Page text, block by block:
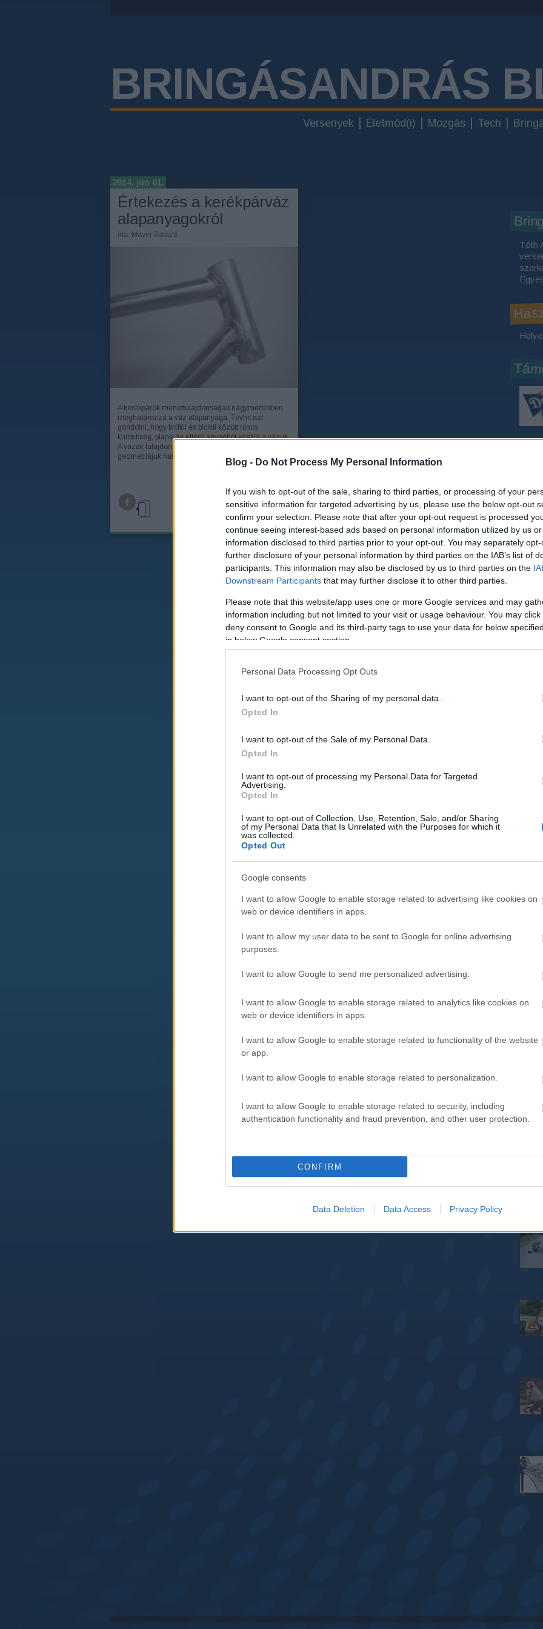
Blog - Do Not Process My Personal Information
If you wish to opt-out of the sale, sharing to third parties, or processing of your
sensitive information for targeted advertising by us, please use the below opt-out
confirm your selection. Please note that after your opt-out request is processed
continue seeing interest-based ads based on personal information utilized by us
information disclosed to third parties prior to your opt-out. You may separately
further disclosure of your personal information by third parties on the IAB’s list of
participants. This information may also be disclosed by us to third parties on the
Downstream Participants that may further disclose it to other third parties.
Please note that this website/app uses one or more Google services and may
information including but not limited to your visit or usage behaviour. You may
deny consent to Google and its third-party tags to use your data for below
in below Google consent section.
Personal Data Processing Opt Outs
I want to opt-out of the Sharing of my personal data.
Opted In
I want to opt-out of the Sale of my Personal Data.
Opted In
I want to opt-out of processing my Personal Data for Targeted
Advertising.
Opted In
I want to opt-out of Collection, Use, Retention, Sale, and/or Sharing
of my Personal Data that Is Unrelated with the Purposes for which it
was collected.
Opted Out
Google consents
I want to allow Google to enable storage related to advertising like cookies on
web or device identifiers in apps.
I want to allow my user data to be sent to Google for online advertising
purposes.
I want to allow Google to send me personalized advertising.
I want to allow Google to enable storage related to analytics like cookies on
web or device identifiers in apps.
I want to allow Google to enable storage related to functionality of the website
or app.
I want to allow Google to enable storage related to personalization.
I want to allow Google to enable storage related to security, including
authentication functionality and fraud prevention, and other user protection.
CONFIRM
Data Deletion Data Access Privacy Policy
BRINGÁSANDRÁS
Versenyek Életmód(i) Mozgás Tech
Címkék»vázalapanyagok
2014. jún 01.
Értekezés a kerékpárváz
alapanyagokról
írta: Mayer Balázs
A kerékpárok menettulajdonságait nagymértékben
meghatározza a váz alapanyaga. Tévhit azt
gondolni, hogy bicikli és bicikli között nincs
különbség, pláne ha eltérő anyagból készül a vázuk.
A vázak tulajdonságait nem csak a méretük, a
geometriájuk határozza meg, de fontos…
TOVÁBB
Tóth